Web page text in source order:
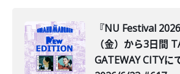
『NU Festival
（金）から3日間
GATEWAY CITYに